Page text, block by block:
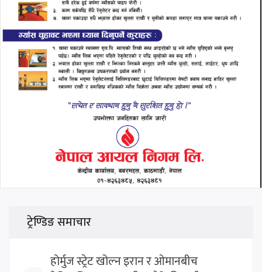
ट्रेण्डिङ समाचार
होर्मुज स्ट्रेट खोल्न इरान र ओमानबीच